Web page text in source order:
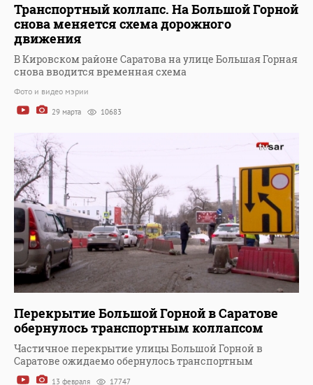
Транспортный коллапс. На Большой Горной
снова меняется схема дорожного
движения
В Кировском районе Саратова на улице Большая Горная
снова вводится временная схема
Фото и видео мэрии
29 марта 10683
Перекрытие Большой Горной в Саратове
обернулось транспортным коллапсом
Частичное перекрытие улицы Большой Горной в
Саратове ожидаемо обернулось транспортным
13 февраля 17747